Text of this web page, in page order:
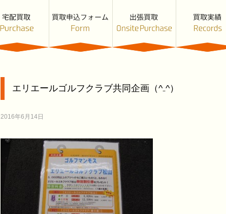
エリエールゴルフクラブ共同企画（^₋^）
2016年6月14日